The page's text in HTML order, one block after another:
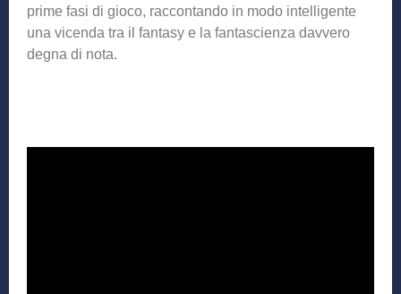
prime fasi di gioco, raccontando in modo intelligente
una vicenda tra il fantasy e la fantascienza davvero
degna di nota.